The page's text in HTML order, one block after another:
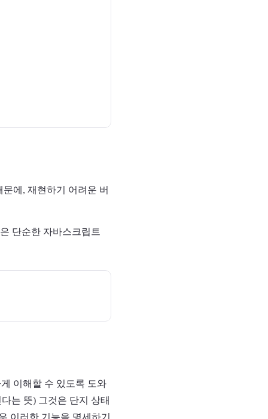
에, 재현하기 어려운 버
단순한 자바스크립트
이해할 수 있도록 도와
는 뜻) 그것은 단지 상태